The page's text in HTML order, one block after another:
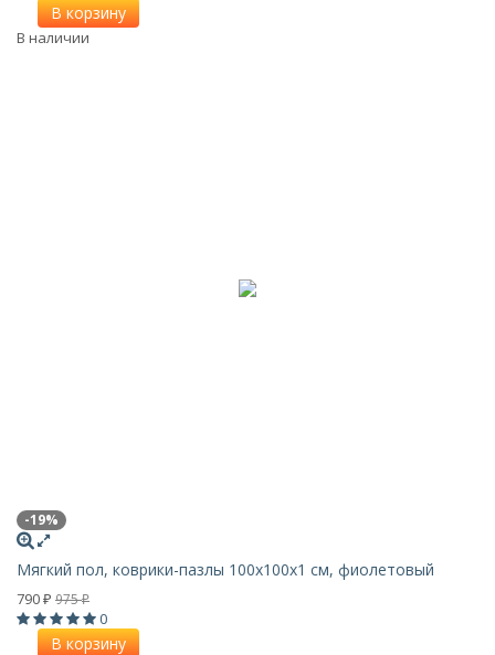
В корзину
В наличии
-19%
Мягкий пол, коврики-пазлы 100х100x1 см, фиолетовый
790 ₽ 975₽
0
В корзину